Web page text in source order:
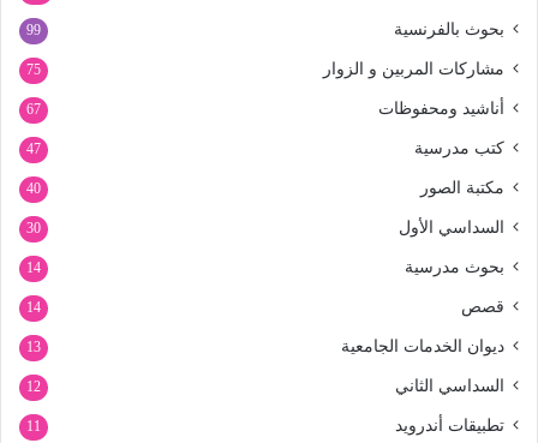
بحوث بالفرنسية 99
مشاركات المربين و الزوار 75
أناشيد ومحفوظات 67
كتب مدرسية 47
مكتبة الصور 40
السداسي الأول 30
بحوث مدرسية 14
قصص 14
ديوان الخدمات الجامعية 13
السداسي الثاني 12
تطبيقات أندرويد 11